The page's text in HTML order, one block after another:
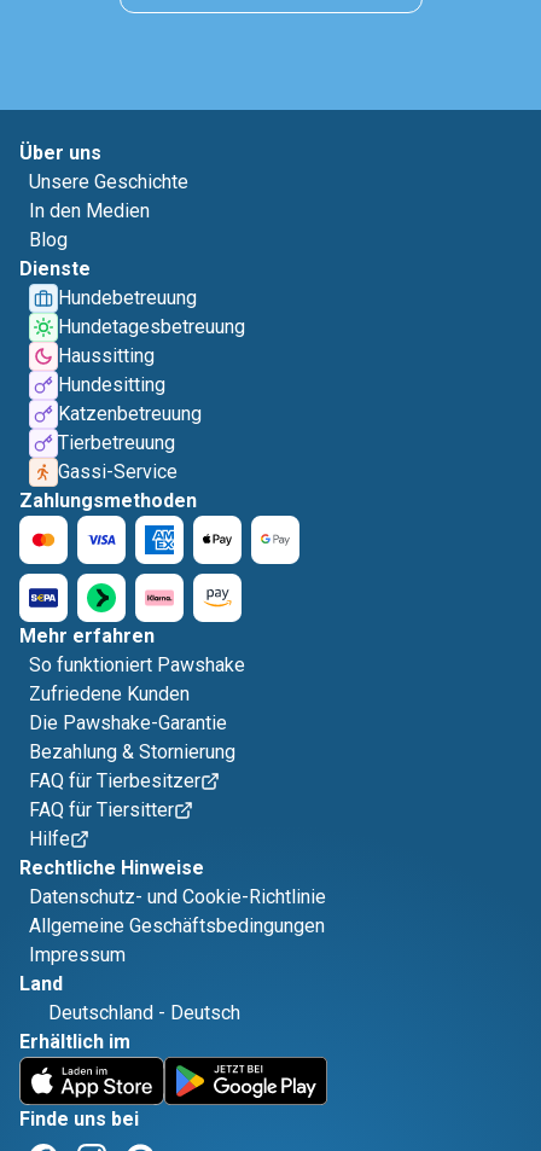
Über uns
Unsere Geschichte
In den Medien
Blog
Dienste
Hundebetreuung
Hundetagesbetreuung
Haussitting
Hundesitting
Katzenbetreuung
Tierbetreuung
Gassi-Service
Zahlungsmethoden
Mehr erfahren
So funktioniert Pawshake
Zufriedene Kunden
Die Pawshake-Garantie
Bezahlung & Stornierung
FAQ für Tierbesitzer
FAQ für Tiersitter
Hilfe
Rechtliche Hinweise
Datenschutz- und Cookie-Richtlinie
Allgemeine Geschäftsbedingungen
Impressum
Land
Deutschland - Deutsch
Erhältlich im
Finde uns bei